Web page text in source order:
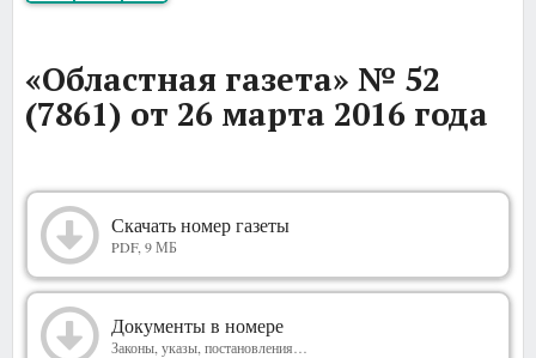
номера
за
2016
«Областная газета» № 52
(7861) от 26 марта 2016 года
Скачать номер газеты
PDF, 9 МБ
Документы в номере
Законы, указы, постановления…